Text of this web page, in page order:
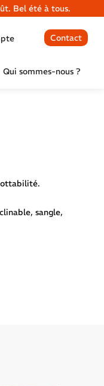
Bel été à tous.
Contact
Qui sommes-nous ?
sangle,